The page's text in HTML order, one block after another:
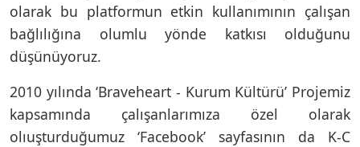
olarak bu platformun etkin kullanımının çalışan
bağlılığına olumlu yönde katkısı olduğunu
düşünüyoruz.
2010 yılında ‘Braveheart - Kurum Kültürü’ Projemiz
kapsamında çalışanlarımıza özel olarak
olıuşturduğumuz ‘Facebook’ sayfasının da K-C